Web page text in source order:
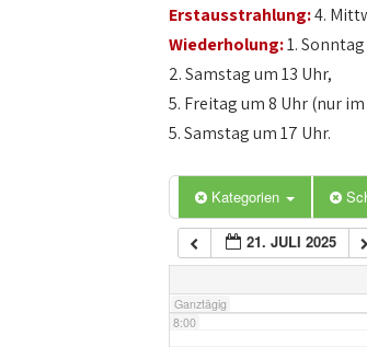
Erstausstrahlung:4.
Wiederholung:1. Sonntag
2. Samstag um 13 Uhr,
5. Freitag um 8 Uhr (nur
5. Samstag um 17 Uhr.
Kategorien
21. JULI 2025
Ganztägig
5:00
6:00
7:00
8:00